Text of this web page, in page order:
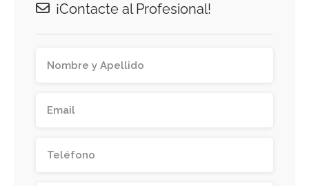
¡Contacte al Profesional!